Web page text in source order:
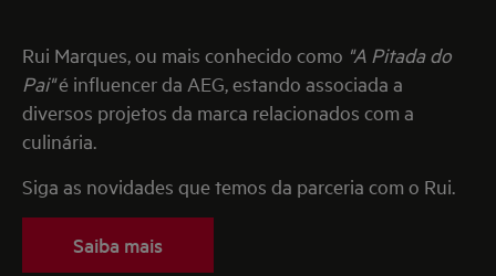
Rui Marques, ou mais conhecido como "A Pitada do
Pai"é influencer da AEG, estando associada a
diversos projetos da marca relacionados com a
culinária.
Siga as novidades que temos da parceria com o Rui.
Saiba mais